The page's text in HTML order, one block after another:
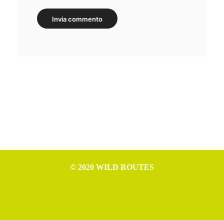
© 2020 WILD ROUTES